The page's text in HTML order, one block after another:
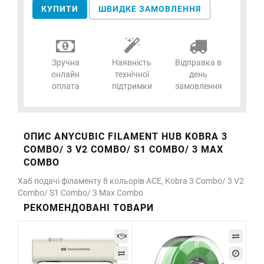
КУПИТИ ШВИДКЕ ЗАМОВЛЕННЯ
Зручна
онлайн
оплата
Наявність
технічної
підтримки
Відправка в
день
замовлення
ОПИС ANYCUBIC FILAMENT HUB KOBRA 3
COMBO/ 3 V2 COMBO/ S1 COMBO/ 3 MAX
COMBO
Хаб подачі філаменту 8 кольорів ACE, Kobra 3 Combo/ 3 V2
Combo/ S1 Combo/ 3 Max Combo
РЕКОМЕНДОВАНІ ТОВАРИ